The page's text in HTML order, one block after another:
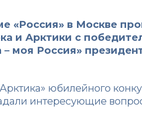
«Россия» в Москве
и Арктики с
– моя Россия»
юбилейного
интересующие